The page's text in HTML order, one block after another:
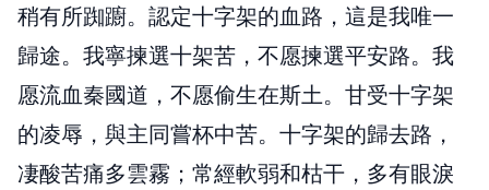
稍有所踟躕。認定十字架的血路，這是我唯一
歸途。我寧揀選十架苦，不愿揀選平安路。我
愿流血秦國道，不愿偷生在斯土。甘受十字架
的凌辱，與主同嘗杯中苦。十字架的歸去路，
凄酸苦痛多雲霧；常經軟弱和枯干，多有眼淚